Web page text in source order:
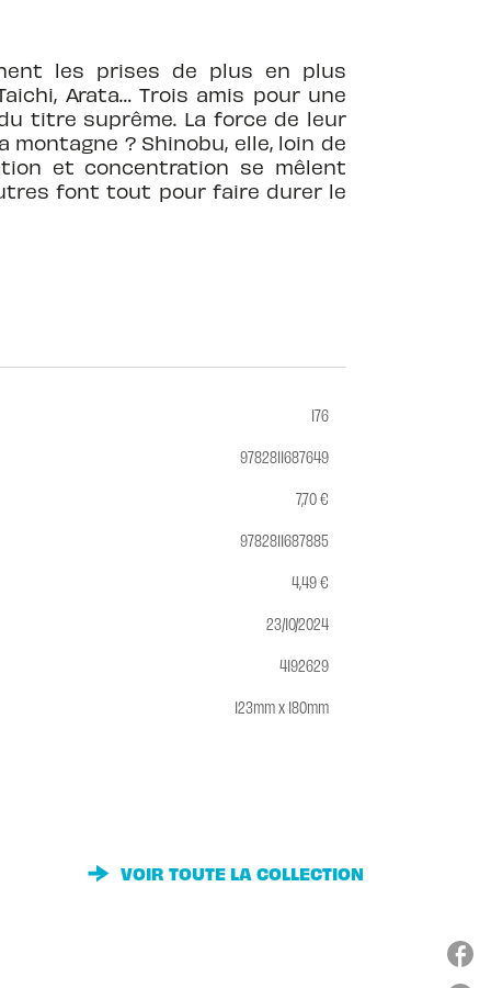
les prises de plus en plus
Arata… Trois amis pour une
titre suprême. La force de leur
? Shinobu, elle, loin de
et concentration se mêlent
font tout pour faire durer le
176
9782811687649
7,70 €
9782811687885
4,49 €
23/10/2024
4192629
123mm x 180mm
VOIR TOUTE LA COLLECTION